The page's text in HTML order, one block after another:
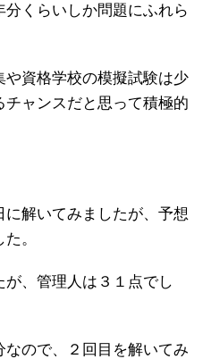
くらいしか問題にふれら
資格学校の模擬試験は少
チャンスだと思って積極的
解いてみましたが、予想
。
、管理人は３１点でし
ので、２回目を解いてみ